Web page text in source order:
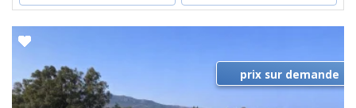
prix sur demande